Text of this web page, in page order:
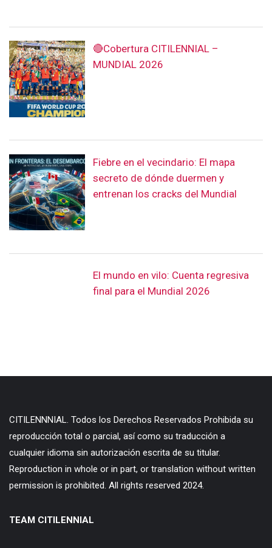
🔴Cobertura CITILENNIAL –
MUNDIAL 2026
Fiebre en el vecindario: El mapa
secreto de dónde duermen y
entrenan los cracks del Mundial
El mundo en vilo: Cuenta regresiva
final para el Mundial 2026
CITILENNNIAL. Todos los Derechos Reservados Prohibida su
reproducción total o parcial, así como su traducción a
cualquier idioma sin autorización escrita de su titular.
Reproduction in whole or in part, or translation without written
permission is prohibited. All rights reserved 2024.
TEAM CITILENNIAL